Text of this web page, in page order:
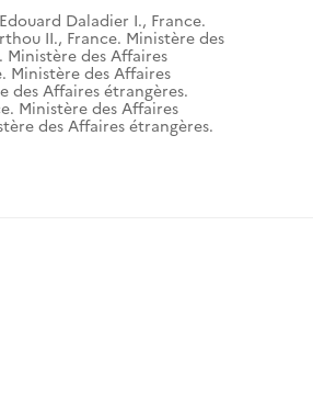
Daladier I., France.
II., France. Ministère des
Ministère des Affaires
Ministère des Affaires
des Affaires étrangères.
Ministère des Affaires
des Affaires étrangères.